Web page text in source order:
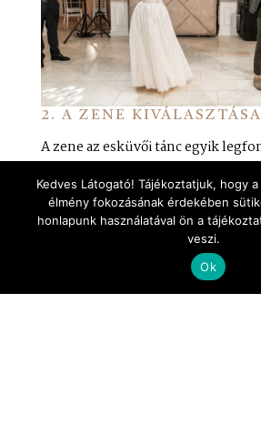
2. A ZENE KIVÁLASZTÁSA
A zene az esküvői tánc egyik
érzelmileg is mély hatást kell
Találjatok egy olyan számot,
kapcsolatotokat. Ez lehet
találkozásotok zenéje, egy
mindig is különlegesnek
Kedves Látogató! Tájékoztatjuk, hogy
élmény fokozásának érdekében
honlapunk használatával ön a
veszi.
Ok